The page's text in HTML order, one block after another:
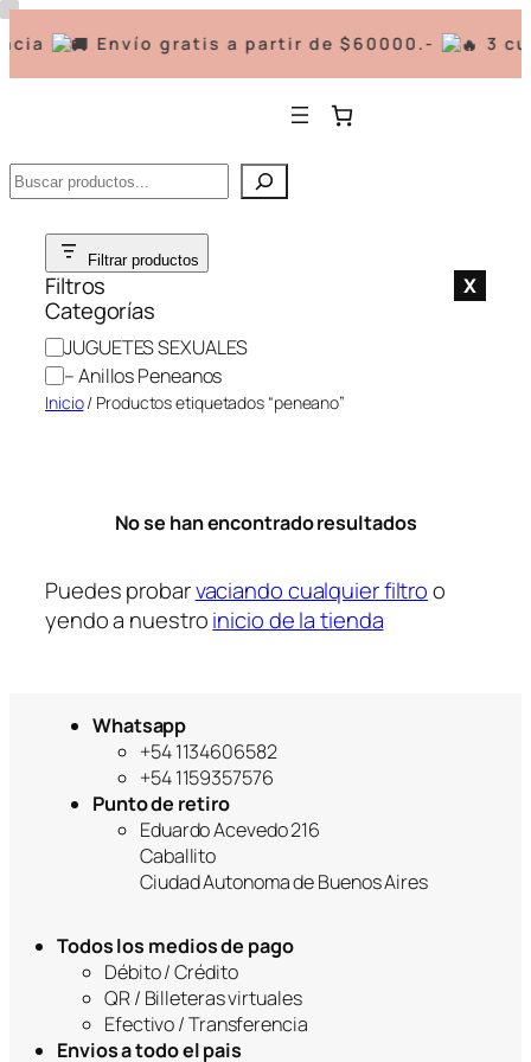
Envío gratis a partir de $60000.- 3
Buscar
Saltar
contenido
Filtrar productos
Filtros X
Categorías
C
a
t
JUGUETES SEXUALES
– Anillos Peneanos
Inicio/ Productos etiquetados “peneano”
No se han encontrado resultados
Puedes probarvaciando cualquier filtroo
yendo a nuestroinicio de la tienda
Whatsapp
+54 1134606582
+54 1159357576
Punto de retiro
Eduardo Acevedo 216
Caballito
Ciudad Autonoma de Buenos Aires
Todos los medios de pago
Débito / Crédito
QR / Billeteras virtuales
Efectivo / Transferencia
Envios a todo el pais